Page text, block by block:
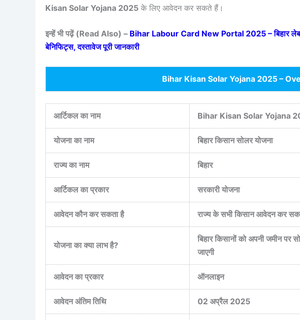
Kisan Solar Yojana 2025 के लिए आवेदन कर सकते हैं।
इन्हें भी पढ़ें (Read Also) – Bihar Labour Card New Portal 2025 – बिहार लेबर
बेनिफिट्स, दस्तावेज पूरी जानकारी
Bihar Kisan Solar Yojana 2025 –
आर्टिकल का नाम Bihar Kisan Solar Yojana
योजना का नाम बिहार किसान सोलर योजना
राज्य का नाम बिहार
आर्टिकल का प्रकार सरकारी योजना
आवेदन कौन कर सकता है राज्य के सभी किसान आवेदन कर
योजना का क्या लाभ है?
बिहार किसानों को अपनी जमीन पर
जाएगी
आवेदन का प्रकार ऑनलाइन
आवेदन अंतिम तिथि 02 अप्रैल 2025